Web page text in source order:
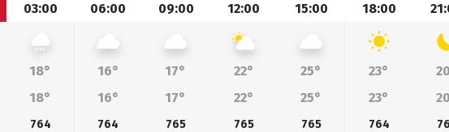
03:00 06:00 09:00 12:00 15:00 18:00
18° 16° 17° 22° 25° 23°
18° 16° 17° 22° 25° 23°
764 764 765 765 765 764